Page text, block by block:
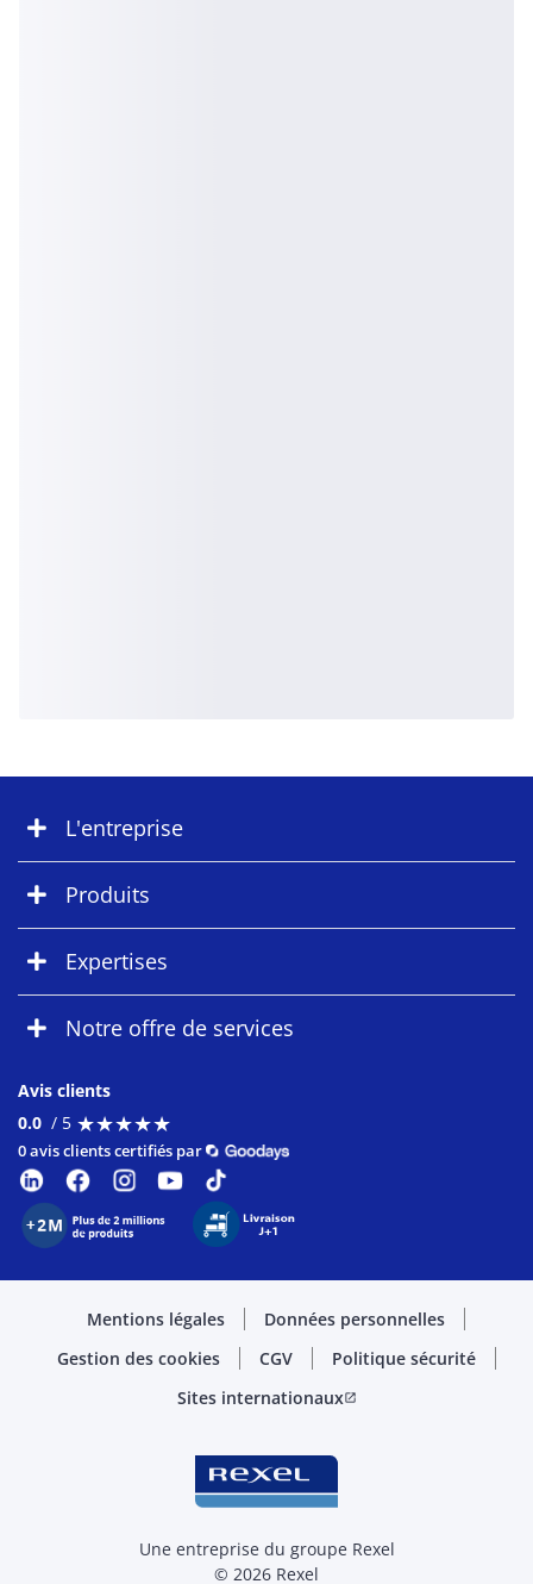
L'entreprise
Produits
Expertises
Notre offre de services
Avis clients
0.0 / 5 ★★★★★
★★★★★
0 avis clients certifiés par
Mentions légales
Données personnelles
Gestion des cookies
CGV
Politique sécurité
Sites internationauxopen_in_new
Une entreprise du groupe Rexel
© 2026 Rexel